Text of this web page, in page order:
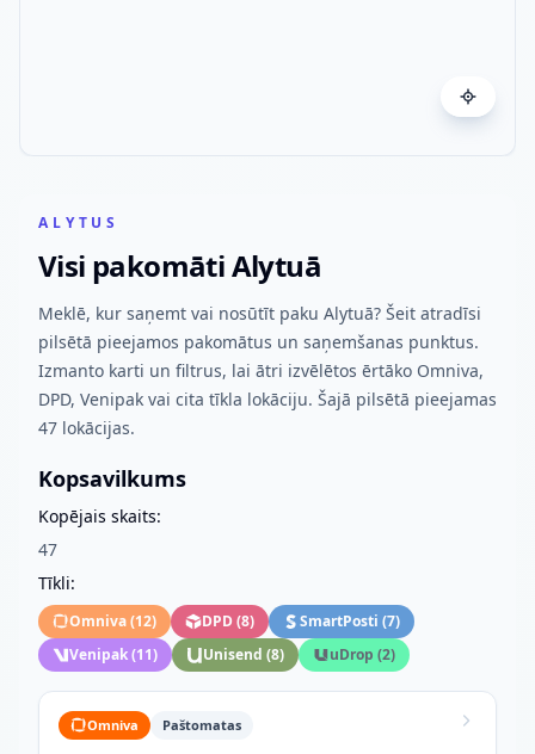
ALYTUS
Visi pakomāti Alytuā
Meklē, kur saņemt vai nosūtīt paku Alytuā? Šeit atradīsi
pilsētā pieejamos pakomātus un saņemšanas punktus.
Izmanto karti un filtrus, lai ātri izvēlētos ērtāko Omniva,
DPD, Venipak vai cita tīkla lokāciju. Šajā pilsētā pieejamas
47 lokācijas.
Kopsavilkums
Kopējais skaits:
47
Tīkli:
Omniva(12) DPD(8) SmartPosti (7)
Venipak(11) Unisend (8) uDrop (2)
Omniva Paštomatas